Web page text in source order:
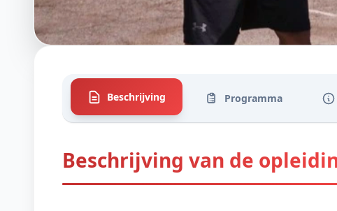
Beschrijving Programma
Beschrijving van de